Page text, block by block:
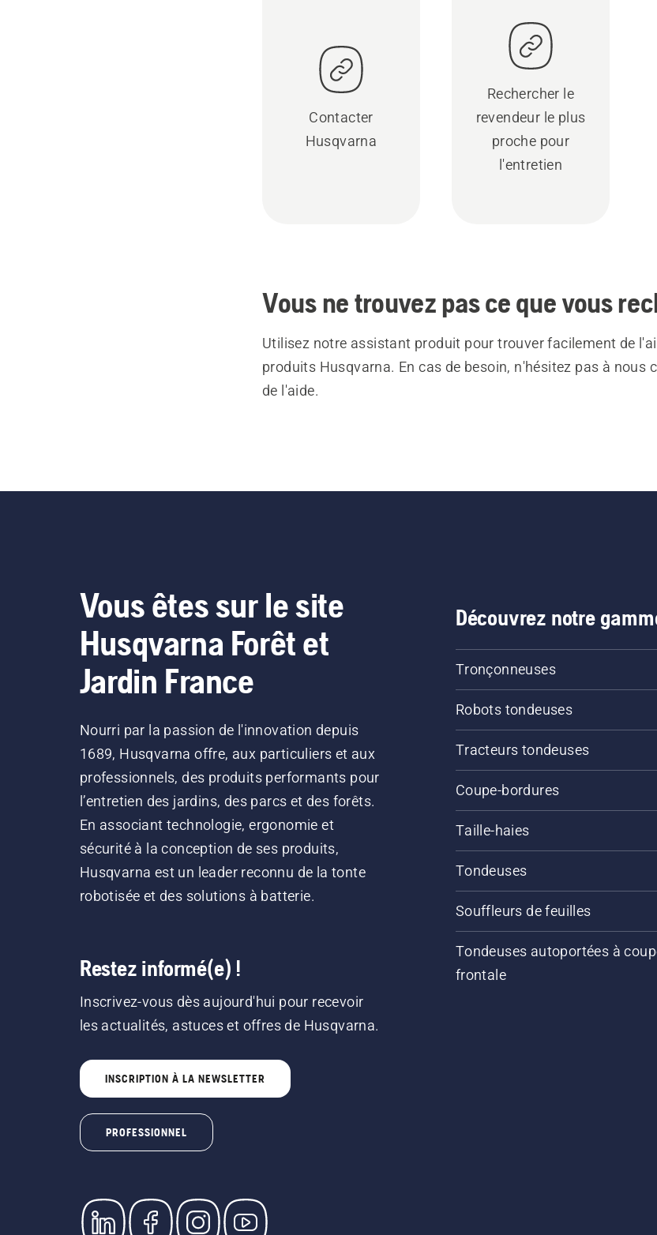
Contacter
Husqvarna
Rechercher le
revendeur le plus
proche pour
l'entretien
Vous ne trouvez pas ce que vous
Utilisez notre assistant produit pour trouver facilement de
produits Husqvarna. En cas de besoin, n'hésitez pas à nous
de l'aide.
Vous êtes sur le site
Husqvarna Forêt et
Jardin France
Nourri par la passion de l'innovation depuis
1689, Husqvarna offre, aux particuliers et aux
professionnels, des produits performants pour
l’entretien des jardins, des parcs et des forêts.
En associant technologie, ergonomie et
sécurité à la conception de ses produits,
Husqvarna est un leader reconnu de la tonte
robotisée et des solutions à batterie.
Restez informé(e) !
Inscrivez-vous dès aujourd'hui pour recevoir
les actualités, astuces et offres de Husqvarna.
INSCRIPTION À LA NEWSLETTER
PROFESSIONNEL
Découvrez notre
Tronçonneuses
Robots tondeuses
Tracteurs tondeuses
Coupe-bordures
Taille-haies
Tondeuses
Souffleurs de feuilles
Tondeuses autoportées à
frontale